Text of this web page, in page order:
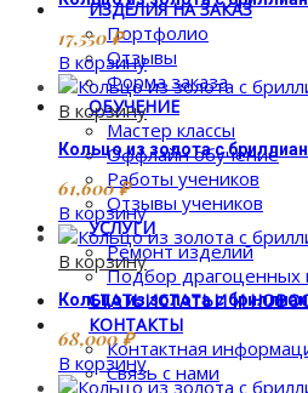
ИЗДЕЛИЯ НА ЗАКАЗ
Портфолио
Отзывы
Форма заказа
ОБУЧЕНИЕ
Мастер классы
Оффлайн обучение
Работы учеников
Отзывы учеников
УСЛУГИ
Ремонт изделий
Подбор драгоценных
СТАТЬИСТАТЬИ И
КОНТАКТЫ
Контактная
Связь с нами
17,550₽
В корзину
В корзину
Кольцо из золота с
61,600₽
В корзину
В корзину
Кольцо из золота с
68,000₽
В корзину